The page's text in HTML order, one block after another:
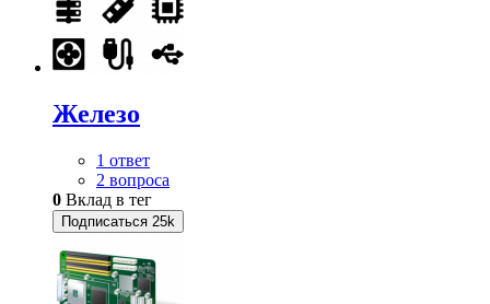
Железо
1 ответ
2 вопроса
0 Вклад в тег
Подписаться 25k